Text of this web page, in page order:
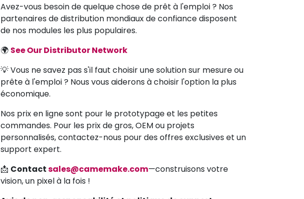
Avez-vous besoin de quelque chose de prêt à l'emploi ? Nos
partenaires de distribution mondiaux de confiance disposent
de nos modules les plus populaires.
🌍 See Our Distributor Network
💡 Vous ne savez pas s'il faut choisir une solution sur mesure ou
prête à l'emploi ? Nous vous aiderons à choisir l'option la plus
économique.
Nos prix en ligne sont pour le prototypage et les petites
commandes. Pour les prix de gros, OEM ou projets
personnalisés, contactez-nous pour des offres exclusives et un
support expert.
📩 Contactsales@camemake.com—construisons votre
vision, un pixel à la fois !